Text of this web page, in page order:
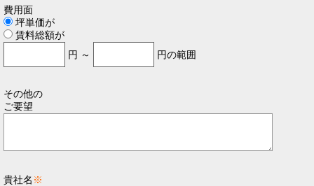
費用面
坪単価が
賃料総額が
円 ～
円の範囲
その他の
ご要望
貴社名 ※